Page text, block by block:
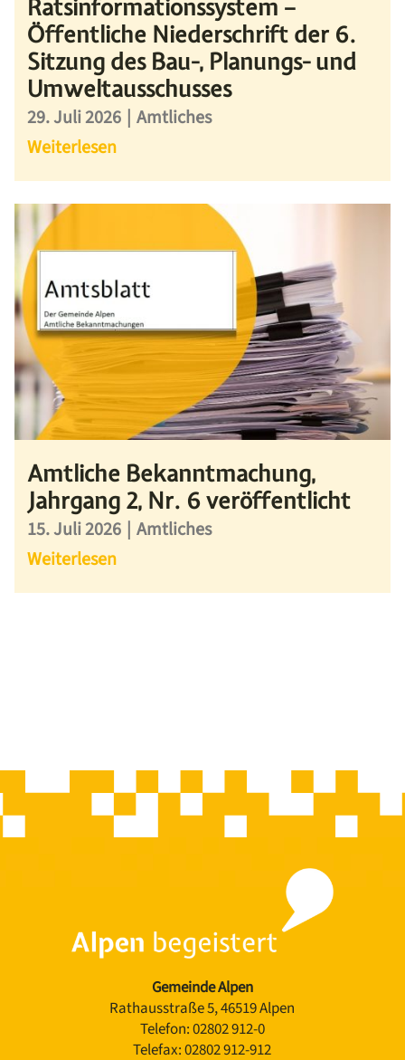
Ratsinformationssystem –
Öffentliche Niederschrift der 6.
Sitzung des Bau-, Planungs- und
Umweltausschusses
29. Juli 2026 | Amtliches
Weiterlesen
Amtliche Bekanntmachung,
Jahrgang 2, Nr. 6 veröffentlicht
15. Juli 2026 | Amtliches
Weiterlesen
Gemeinde Alpen
Rathausstraße 5, 46519 Alpen
Telefon:02802 912-0
Telefax:02802 912-912